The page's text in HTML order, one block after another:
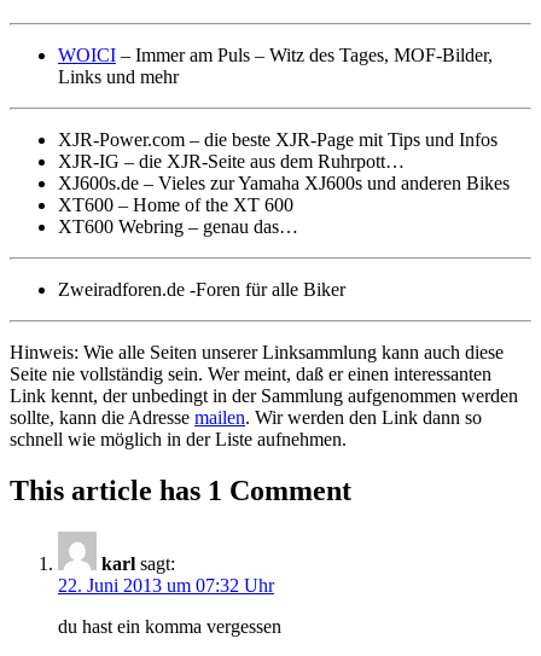
WOICI – Immer am Puls – Witz des Tages, MOF-Bilder,
Links und mehr
XJR-Power.com – die beste XJR-Page mit Tips und Infos
XJR-IG – die XJR-Seite aus dem Ruhrpott…
XJ600s.de – Vieles zur Yamaha XJ600s und anderen Bikes
XT600 – Home of the XT 600
XT600 Webring – genau das…
Zweiradforen.de -Foren für alle Biker
Hinweis: Wie alle Seiten unserer Linksammlung kann auch diese
Seite nie vollständig sein. Wer meint, daß er einen interessanten
Link kennt, der unbedingt in der Sammlung aufgenommen werden
sollte, kann die Adresse mailen. Wir werden den Link dann so
schnell wie möglich in der Liste aufnehmen.
This article has 1 Comment
karl sagt:
22. Juni 2013 um 07:32 Uhr
du hast ein komma vergessen